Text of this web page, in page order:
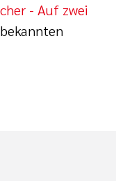
- Auf zwei